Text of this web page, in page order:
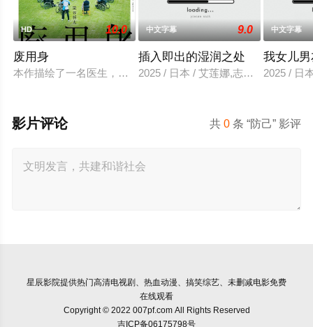
HD 10.0
废用身
本作描绘了一名医生，因一种围绕“废用身”——因瘫痪等原因
中文字幕 9.0
插入即出的湿润之处
2025 / 日本 / 艾莲娜,志美健
中文字幕
我女儿
2025 / 日
共0 条 “防己” 影评
影片评论
星辰影院提供热门高清电视剧、热血动漫、搞笑综艺、未删减电影免费
在线观看
Copyright © 2022 007pf.com All Rights Reserved
吉ICP备06175798号